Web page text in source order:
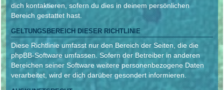
dich kontaktieren, sofern du dies in deinem persönlichen
Bereich gestattet hast.
GELTUNGSBEREICH DIESER RICHTLINIE
Diese Richtlinie umfasst nur den Bereich der Seiten, die die
phpBB-Software umfassen. Sofern der Betreiber in anderen
Bereichen seiner Software weitere personenbezogene Daten
verarbeitet, wird er dich darüber gesondert informieren.